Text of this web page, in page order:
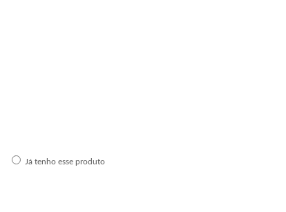
Já tenho esse produto